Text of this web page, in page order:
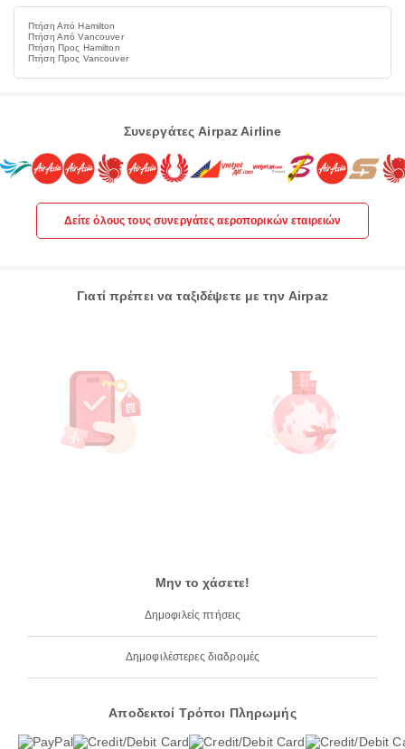
Πτήση Από Hamilton
Πτήση Από Vancouver
Πτήση Προς Hamilton
Πτήση Προς Vancouver
Συνεργάτες Airpaz Airline
Δείτε όλους τους συνεργάτες αεροπορικών εταιρειών
Γιατί πρέπει να ταξιδέψετε με την Airpaz
Μην το χάσετε!
Δημοφιλείς πτήσεις
Δημοφιλέστερες διαδρομές
Αποδεκτοί Τρόποι Πληρωμής